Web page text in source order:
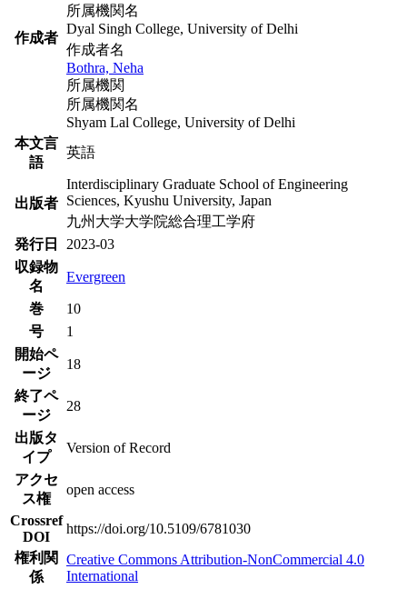
作成者
所属機関名
Dyal Singh College, University of Delhi
作成者名
Bothra, Neha
所属機関
所属機関名
Shyam Lal College, University of Delhi
本文言
語
英語
出版者
Interdisciplinary Graduate School of Engineering
Sciences, Kyushu University, Japan
九州大学大学院総合理工学府
発行日
2023-03
収録物
名
Evergreen
巻
10
号
1
開始ペ
ージ
18
終了ペ
ージ
28
出版タ
イプ
Version of Record
アクセ
ス権
open access
Crossref
DOI
https://doi.org/10.5109/6781030
権利関
係
Creative Commons Attribution-NonCommercial 4.0
International